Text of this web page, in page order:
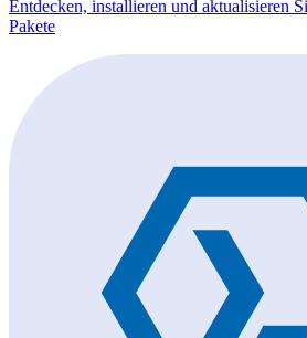
Entdecken, installieren und aktualisieren
Pakete